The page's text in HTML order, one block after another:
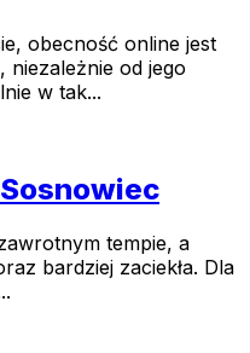
obecność online jest
niezależnie od jego
w tak...
tempie, a
bardziej zaciekła. Dla